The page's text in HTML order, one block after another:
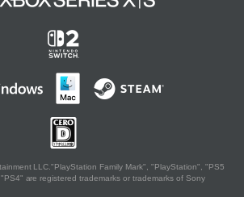
LLC."PlayStation Family Mark", "PlayStation", "PS5
are registered trademarks or trademarks of Sony